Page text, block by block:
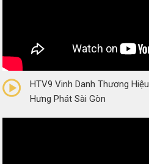
(0 Reviews)
HTV9 Vinh Danh Thương
Hưng Phát Sài Gòn